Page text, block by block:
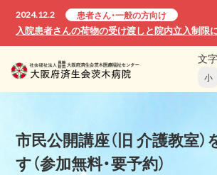
2024.12.2 患者さん・一般の方向け
入院患者さんの荷物の受け渡しと院内立入制限
文
小
市民公開講座（旧 介護教室）
す（参加無料・要予約）